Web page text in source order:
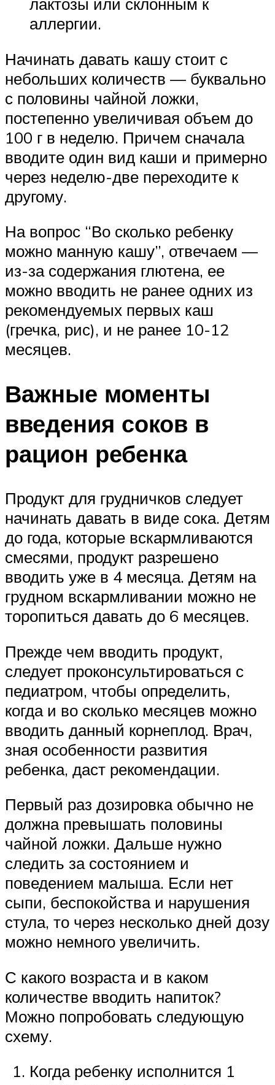
аллергии.
Начинать давать кашу стоит с
небольших количеств — буквально
с половины чайной ложки,
постепенно увеличивая объем до
100 г в неделю. Причем сначала
вводите один вид каши и примерно
через неделю-две переходите к
другому.
На вопрос “Во сколько ребенку
можно манную кашу”, отвечаем —
из-за содержания глютена, ее
можно вводить не ранее одних из
рекомендуемых первых каш
(гречка, рис), и не ранее 10-12
месяцев.
Важные моменты
введения соков в
рацион ребенка
Продукт для грудничков следует
начинать давать в виде сока. Детям
до года, которые вскармливаются
смесями, продукт разрешено
вводить уже в 4 месяца. Детям на
грудном вскармливании можно не
торопиться давать до 6 месяцев.
Прежде чем вводить продукт,
следует проконсультироваться с
педиатром, чтобы определить,
когда и во сколько месяцев можно
вводить данный корнеплод. Врач,
зная особенности развития
ребенка, даст рекомендации.
Первый раз дозировка обычно не
должна превышать половины
чайной ложки. Дальше нужно
следить за состоянием и
поведением малыша. Если нет
сыпи, беспокойства и нарушения
стула, то через несколько дней дозу
можно немного увеличить.
С какого возраста и в каком
количестве вводить напиток?
Можно попробовать следующую
схему.
Когда ребенку исполнится 1